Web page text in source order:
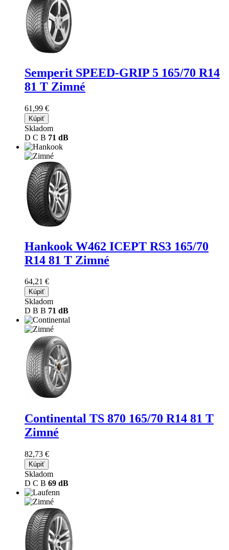
Semperit SPEED-GRIP 5 165/70 R14
81 T Zimné
61,99 €
Kúpiť
Skladom
D C B 71 dB
Hankook W462 ICEPT RS3 165/70
R14 81 T Zimné
64,21 €
Kúpiť
Skladom
D B B 71 dB
Continental TS 870 165/70 R14 81 T
Zimné
82,73 €
Kúpiť
Skladom
D C B 69 dB